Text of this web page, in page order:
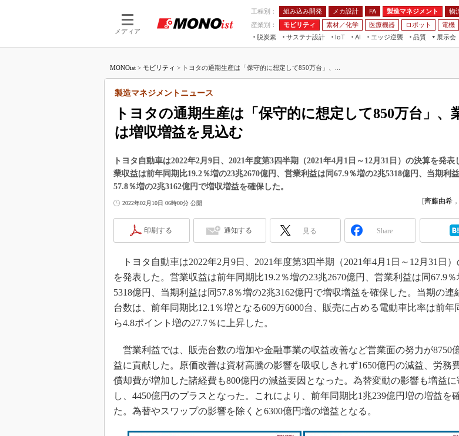
メディア
工程別： 組み込み開発 メカ設計 FA 製造マネジメント 物
産業別：
モビリティ 素材／化学 医療機器 ロボット 電機
脱炭素
サステナ設計
IoT
つながる工場
AI
AI×設備保全
エッジ逆襲 品質
展示会
JIMTOF
IIFES
TECHNO-FRONTIER
EdgeTech+
日本ものづくりワールド
AUTOMOTIVE WORLD
産業オープンネット展
フィールドサービス
組み込み画像技術
組み込みモデリング
ISO26262
3Dプリンタ
S＆OP
メイドインジャパン
植物工場
知財マネジメント
海外生産
モビリティ
MONOist > モビリティ > トヨタの通期生産は「保守的に想定して850万台」、...
トヨタの通期生産は「保守的に想定して850万台」、
は増収増益を見込む
製造マネジメントニュース
トヨタ自動車は2022年2月9日、2021年度第3四半期（2021年4月1日～12月31日）の決算を発表
業収益は前年同期比19.2％増の23兆2670億円、営業利益は同67.9％増の2兆5318億円、当期利
57.8％増の2兆3162億円で増収増益を確保した。
2022年02月10日 06時00分 公開 [齊藤由希 ，
印刷する 通知する 見る Share
トヨタ自動車は2022年2月9日、2021年度第3四半期（2021年4月1日～12月31日
を発表した。営業収益は前年同期比19.2％増の23兆2670億円、営業利益は同67.9
5318億円、当期利益は同57.8％増の2兆3162億円で増収増益を確保した。当期の連
台数は、前年同期比12.1％増となる609万6000台、販売に占める電動車比率は前年
ら4.8ポイント増の27.7％に上昇した。
営業利益では、販売台数の増加や金融事業の収益改善など営業面の努力が8750
益に貢献した。原価改善は資材高騰の影響を吸収しきれず1650億円の減益、労務
償却費が増加した諸経費も800億円の減益要因となった。為替変動の影響も増益に
し、4450億円のプラスとなった。これにより、前年同期比1兆239億円増の増益を
た。為替やスワップの影響を除くと6300億円増の増益となる。